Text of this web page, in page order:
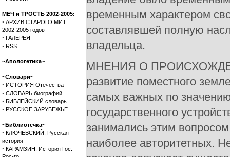
МЕЧ и ТРОСТЬ 2002-2005:
· АРХИВ СТАРОГО МИТ
2002-2005 годов
· ГАЛЕРЕЯ
· RSS
~Апологетика~
~Словари~
· ИСТОРИЯ Отечества
· СЛОВАРЬ биографий
· БИБЛЕЙСКИЙ словарь
· РУССКОЕ ЗАРУБЕЖЬЕ
~Библиотечка~
· КЛЮЧЕВСКИЙ: Русская
история
· КАРАМЗИН: История Гос.
временным характером
составлявшей полную
владельца.
МНЕНИЯ О
развитие поместного
самых важных по
государственного
занимались этим
наиболее авторитетных.